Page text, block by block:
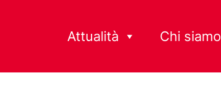
Attualità Chi siamo